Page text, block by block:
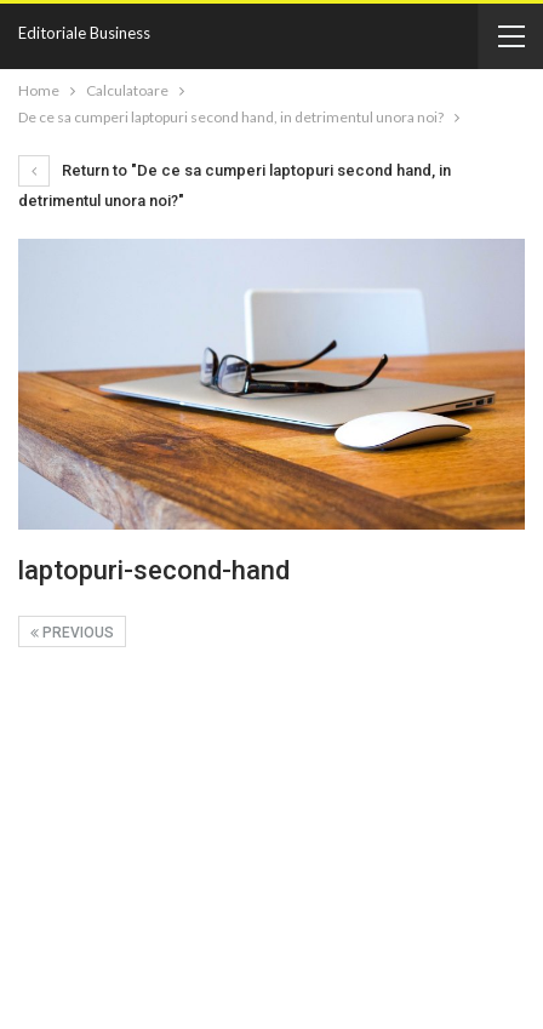
Editoriale Business
Home
Calculatoare
De ce sa cumperi laptopuri second hand, in detrimentul unora noi?
Return to "De ce sa cumperi laptopuri second hand, in
detrimentul unora noi?"
laptopuri-second-hand
PREVIOUS